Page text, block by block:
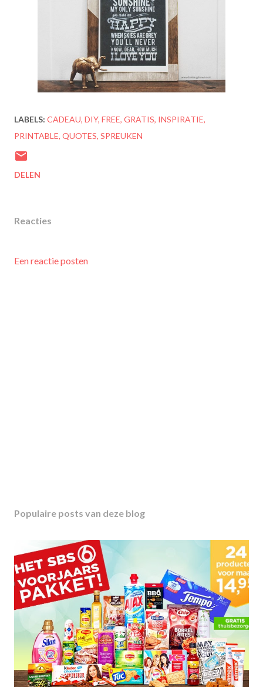
LABELS: CADEAU DIY FREE GRATIS INSPIRATIE
PRINTABLE QUOTES SPREUKEN
DELEN
Reacties
Een reactie posten
Populaire posts van deze blog